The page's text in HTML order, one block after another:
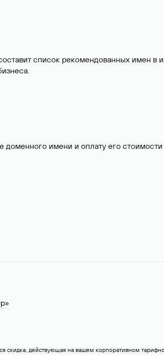
список рекомендованных имен
имени и оплату его стоимости
скидка, действующая на вашем корпоративном